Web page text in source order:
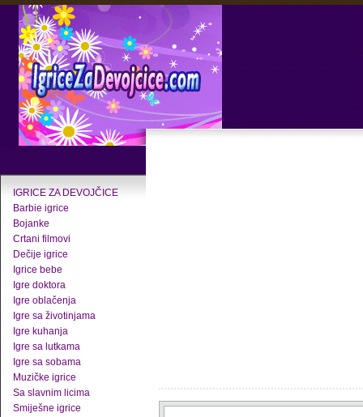
IGRICE ZA DEVOJČICE
Barbie igrice
Bojanke
Crtani filmovi
Dečije igrice
Igrice bebe
Igre doktora
Igre oblačenja
Igre sa životinjama
Igre kuhanja
Igre sa lutkama
Igre sa sobama
Muzičke igrice
Sa slavnim licima
Smiješne igrice